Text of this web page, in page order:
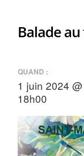
Balade au
QUAND :
1 juin 2024
18h00